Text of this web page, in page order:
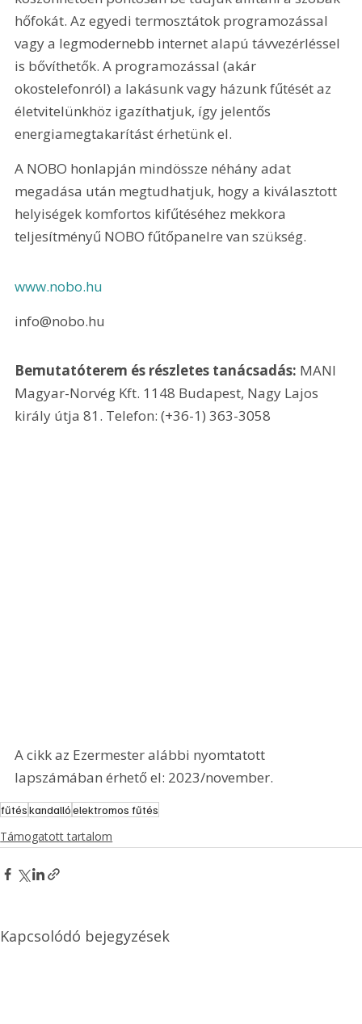
hőfokát. Az egyedi termosztátok programozással
vagy a legmodernebb internet alapú távvezérléssel
is bővíthetők. A programozással (akár
okostelefonról) a lakásunk vagy házunk fűtését az
életvitelünkhöz igazíthatjuk, így jelentős
energiamegtakarítást érhetünk el.
A NOBO honlapján mindössze néhány adat
megadása után megtudhatjuk, hogy a kiválasztott
helyiségek komfortos kifűtéséhez mekkora
teljesítményű NOBO fűtőpanelre van szükség.
www.nobo.hu
info@nobo.hu
Bemutatóterem és részletes tanácsadás: MANI
Magyar-Norvég Kft. 1148 Budapest, Nagy Lajos
király útja 81. Telefon: (+36-1) 363-3058
A cikk az Ezermester alábbi nyomtatott
lapszámában érhető el: 2023/november.
fűtéskandallóelektromos fűtés
Támogatott tartalom
Kapcsolódó bejegyzések